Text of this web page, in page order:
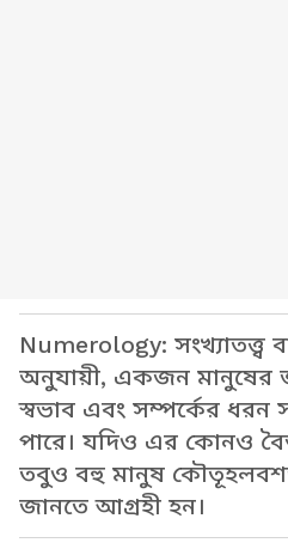
Numerology: সংখ্যাতত্ত্ব
অনুযায়ী, একজন মানুষের
স্বভাব এবং সম্পর্কের ধরন
পারে। যদিও এর কোনও
তবুও বহু মানুষ কৌতূহলবশত
জানতে আগ্রহী হন।